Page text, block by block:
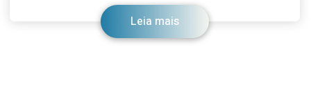
Leia mais